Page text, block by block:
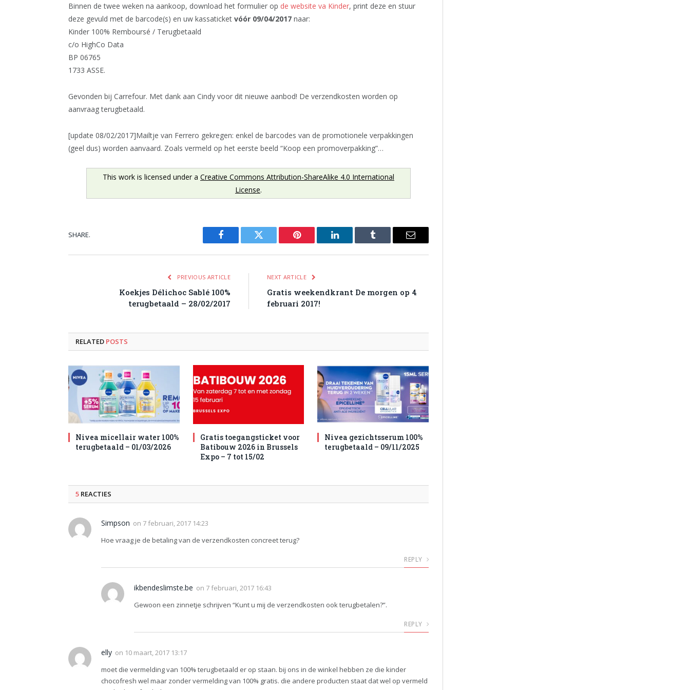
Binnen de twee weken na aankoop, download het formulier op de website va Kinder, print deze en stuur
deze gevuld met de barcode(s) en uw kassaticket vóór 09/04/2017 naar:
Kinder 100% Remboursé / Terugbetaald
c/o HighCo Data
BP 06765
1733 ASSE.
Gevonden bij Carrefour. Met dank aan Cindy voor dit nieuwe aanbod! De verzendkosten worden op
aanvraag terugbetaald.
[update 08/02/2017]Mailtje van Ferrero gekregen: enkel de barcodes van de promotionele verpakkingen
(geel dus) worden aanvaard. Zoals vermeld op het eerste beeld “Koop een promoverpakking”…
This work is licensed under a Creative Commons Attribution-ShareAlike 4.0 International
License.
SHARE.
Facebook Twitter Pinterest LinkedIn Tumblr Email
PREVIOUS ARTICLE
Koekjes Délichoc Sablé 100%
terugbetaald – 28/02/2017
NEXT ARTICLE
Gratis weekendkrant De morgen op 4
februari 2017!
RELATED POSTS
Nivea micellair water 100%
terugbetaald – 01/03/2026
Gratis toegangsticket voor
Batibouw 2026 in Brussels
Expo – 7 tot 15/02
Nivea gezichtsserum 100%
terugbetaald – 09/11/2025
5 REACTIES
Simpson on 7 februari, 2017 14:23
Hoe vraag je de betaling van de verzendkosten concreet terug?
REPLY
ikbendeslimste.be on 7 februari, 2017 16:43
Gewoon een zinnetje schrijven “Kunt u mij de verzendkosten ook terugbetalen?”.
REPLY
elly on 10 maart, 2017 13:17
moet die vermelding van 100% terugbetaald er op staan. bij ons in de winkel hebben ze die kinder
chocofresh wel maar zonder vermelding van 100% gratis. die andere producten staat dat wel op vermeld